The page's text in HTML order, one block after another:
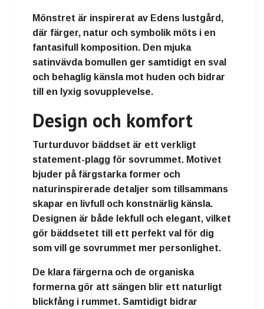
Mönstret är inspirerat av Edens lustgård,
där färger, natur och symbolik möts i en
fantasifull komposition. Den mjuka
satinvävda bomullen ger samtidigt en sval
och behaglig känsla mot huden och bidrar
till en lyxig sovupplevelse.
Design och komfort
Turturduvor bäddset är ett verkligt
statement-plagg för sovrummet. Motivet
bjuder på färgstarka former och
naturinspirerade detaljer som tillsammans
skapar en livfull och konstnärlig känsla.
Designen är både lekfull och elegant, vilket
gör bäddsetet till ett perfekt val för dig
som vill ge sovrummet mer personlighet.
De klara färgerna och de organiska
formerna gör att sängen blir ett naturligt
blickfång i rummet. Samtidigt bidrar